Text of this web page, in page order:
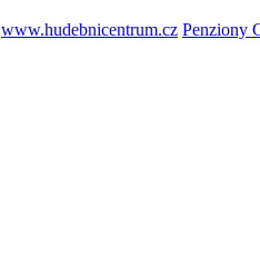
www.hudebnicentrum.cz Penziony